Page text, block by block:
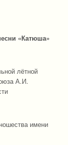
«Катюша»
лётной
А.И.
имени